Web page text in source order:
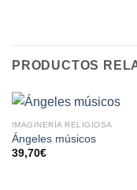
PRODUCTOS
IMAGINERÍA RELIGIOSA
Ángeles músicos
39,70€